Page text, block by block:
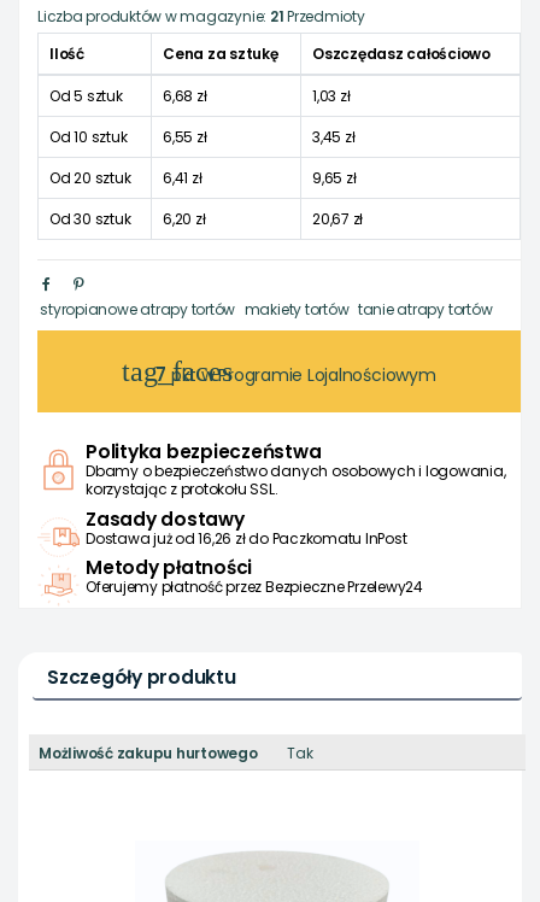
Liczba produktów w magazynie: 21Przedmioty
Ilość
Cena za sztukę Oszczędasz całościowo
Od 5 sztuk 6,68 zł
1,03 zł
Od 10 sztuk
6,55 zł
3,45 zł
Od 20 sztuk
6,41 zł
9,65 zł
Od 30 sztuk
6,20 zł 20,67 zł
styropianowe atrapy tortów makiety tortów tanie atrapy tortów
tag_faces
7 pkt w Programie Lojalnościowym
Polityka bezpieczeństwa
Dbamy o bezpieczeństwo danych osobowych i logowania,
korzystając z protokołu SSL.
Zasady dostawy
Dostawa już od 16,26 zł do Paczkomatu InPost
Metody płatności
Oferujemy płatność przez Bezpieczne Przelewy24
Szczegóły produktu
Możliwość zakupu hurtowego Tak